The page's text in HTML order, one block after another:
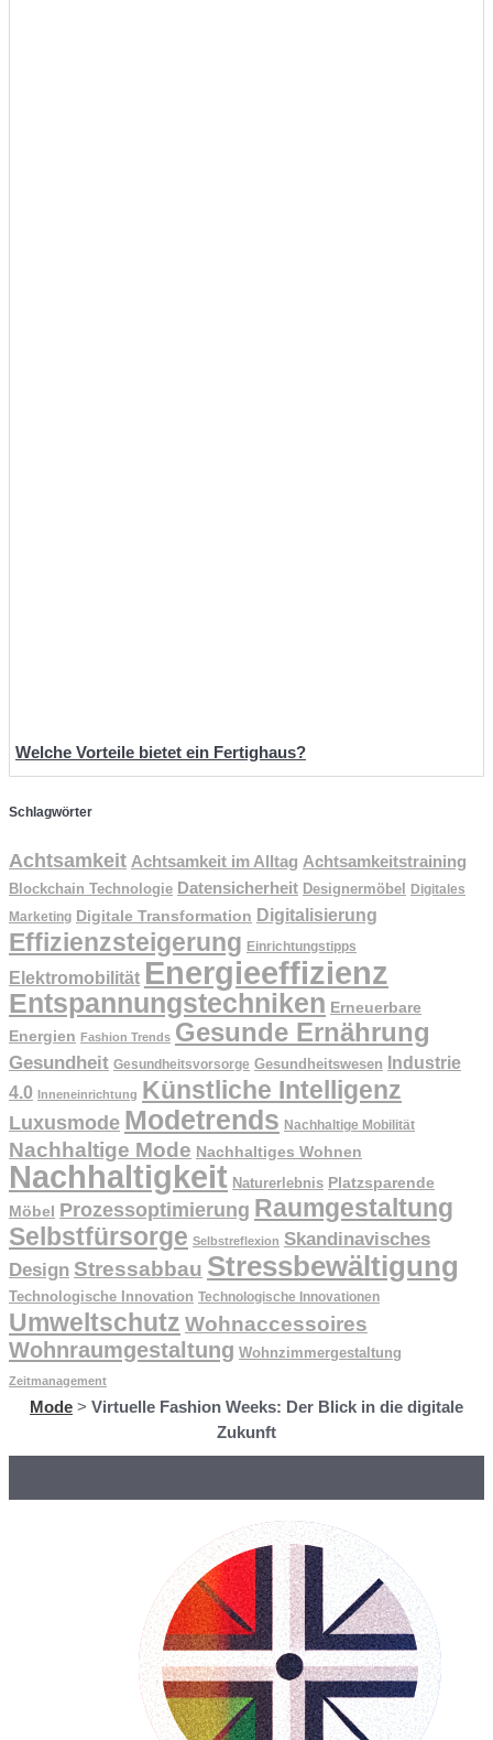
Welche Vorteile bietet ein Fertighaus?
Schlagwörter
Achtsamkeit Achtsamkeit im Alltag Achtsamkeitstraining
Blockchain Technologie Datensicherheit Designermöbel Digitales
Marketing Digitale Transformation Digitalisierung
Effizienzsteigerung Einrichtungstipps
Elektromobilität Energieeffizienz
Entspannungstechniken Erneuerbare
Energien Fashion Trends Gesunde Ernährung
Gesundheit Gesundheitsvorsorge Gesundheitswesen Industrie
4.0 Inneneinrichtung Künstliche Intelligenz
Luxusmode Modetrends Nachhaltige Mobilität
Nachhaltige Mode Nachhaltiges Wohnen
Nachhaltigkeit Naturerlebnis Platzsparende
Möbel Prozessoptimierung Raumgestaltung
Selbstfürsorge Selbstreflexion Skandinavisches
Design Stressabbau Stressbewältigung
Technologische Innovation Technologische Innovationen
Umweltschutz Wohnaccessoires
Wohnraumgestaltung Wohnzimmergestaltung
Zeitmanagement
Mode > Virtuelle Fashion Weeks: Der Blick in die digitale
Zukunft